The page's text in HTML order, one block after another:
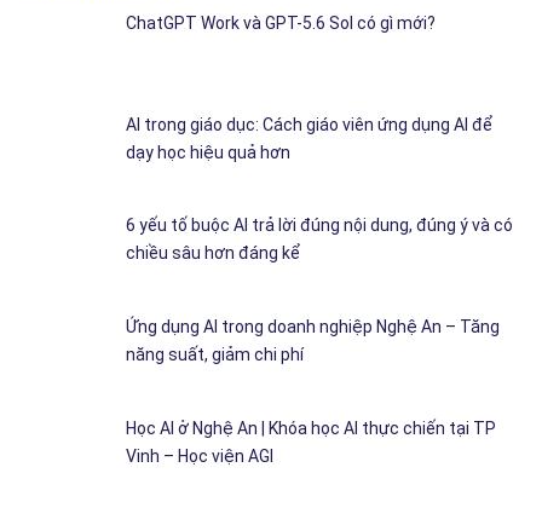
ChatGPT Work và GPT-5.6 Sol có gì mới?
AI trong giáo dục: Cách giáo viên ứng dụng AI để
dạy học hiệu quả hơn
6 yếu tố buộc AI trả lời đúng nội dung, đúng ý và có
chiều sâu hơn đáng kể
Ứng dụng AI trong doanh nghiệp Nghệ An – Tăng
năng suất, giảm chi phí
Học AI ở Nghệ An | Khóa học AI thực chiến tại TP
Vinh – Học viện AGI